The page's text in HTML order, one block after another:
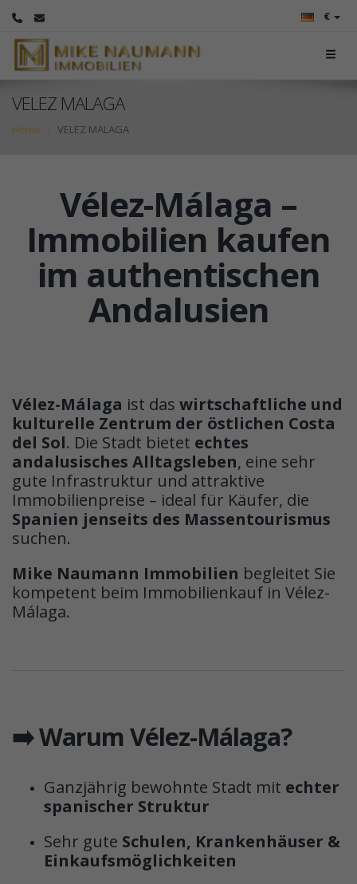
€
VELEZ MALAGA
Home VELEZ MALAGA
Vélez-Málaga –
Immobilien kaufen
im authentischen
Andalusien
Vélez-Málaga ist das wirtschaftliche und
kulturelle Zentrum der östlichen Costa
del Sol. Die Stadt bietet echtes
andalusisches Alltagsleben, eine sehr
gute Infrastruktur und attraktive
Immobilienpreise – ideal für Käufer, die
Spanien jenseits des Massentourismus
suchen.
Mike Naumann Immobilien begleitet Sie
kompetent beim Immobilienkauf in Vélez-
Málaga.
➡️ Warum Vélez-Málaga?
Ganzjährig bewohnte Stadt mit echter
spanischer Struktur
Sehr gute Schulen, Krankenhäuser &
Einkaufsmöglichkeiten